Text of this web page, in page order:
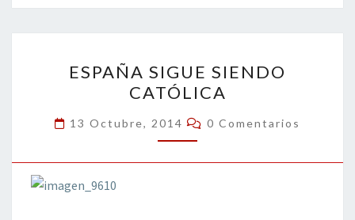
o
o
k
er dI
n
l
p
ar
tir
SIGUE
SIENDO
CATÓLICA
ESPAÑA SIGUE SIENDO
CATÓLICA
13 Octubre, 2014 Comentarios
0 Comentarios